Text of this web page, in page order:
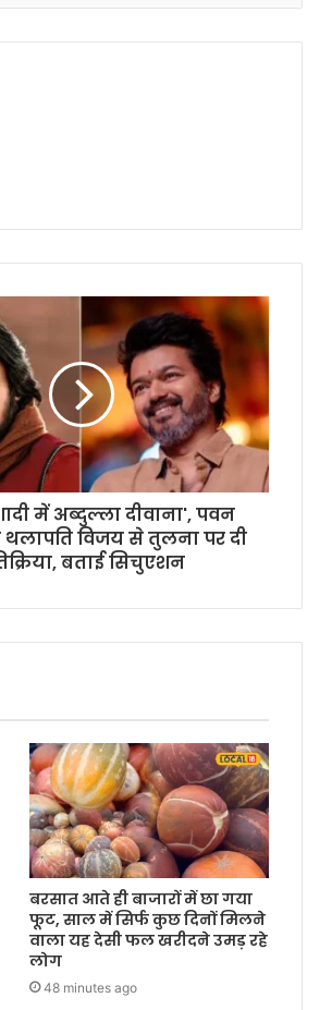
में अब्दुल्ला दीवाना', पवन
विजय से तुलना पर दी
बताई सिचुएशन
बरसात आते ही बाजारों में छा गया
फूट, साल में सिर्फ कुछ दिनों मिलने
वाला यह देसी फल खरीदने उमड़ रहे
लोग
48 minutes ago